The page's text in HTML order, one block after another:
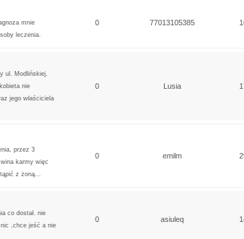
mnie
leczenia.
0 77013105385
ul. Modlińskiej.
nie
jego właściciela
0 Lusia
przez 3
karmy więc
z żoną...
0 emilm
co dostał. nie
,chce jeść a nie
0 asiuleq